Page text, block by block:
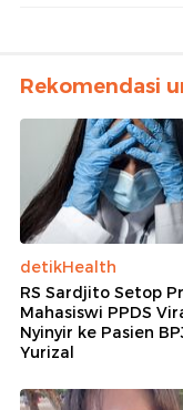
Rekomendasi
detikHealth
RS Sardjito Setop
Mahasiswi PPDS
Nyinyir ke Pasien
Yurizal